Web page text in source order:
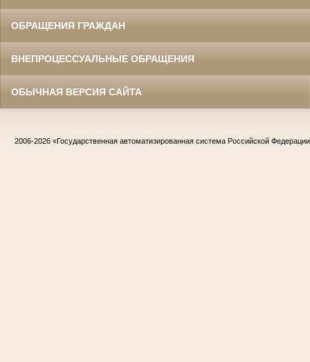
ОБРАЩЕНИЯ ГРАЖДАН
ВНЕПРОЦЕССУАЛЬНЫЕ ОБРАЩЕНИЯ
ОБЫЧНАЯ ВЕРСИЯ САЙТА
2006-2026 «Государственная автоматизированная система Российской